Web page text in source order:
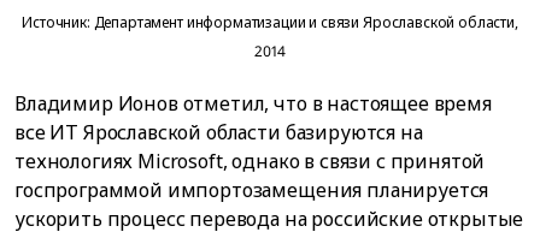
Источник: Департамент информатизации и связи Ярославской области,
2014
Владимир Ионов отметил, что в настоящее время
все ИТ Ярославской области базируются на
технологиях Microsoft, однако в связи с принятой
госпрограммой импортозамещения планируется
ускорить процесс перевода на российские открытые